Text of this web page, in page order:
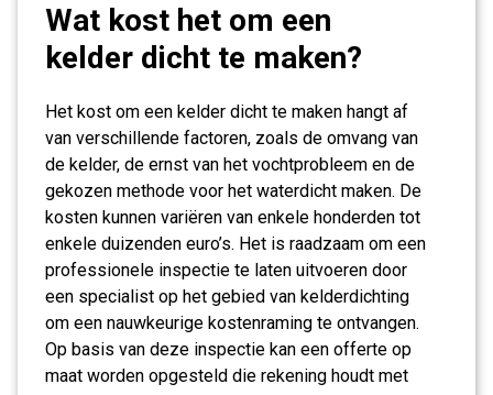
Wat kost het om een
kelder dicht te maken?
Het kost om een kelder dicht te maken hangt af
van verschillende factoren, zoals de omvang van
de kelder, de ernst van het vochtprobleem en de
gekozen methode voor het waterdicht maken. De
kosten kunnen variëren van enkele honderden tot
enkele duizenden euro’s. Het is raadzaam om een
professionele inspectie te laten uitvoeren door
een specialist op het gebied van kelderdichting
om een nauwkeurige kostenraming te ontvangen.
Op basis van deze inspectie kan een offerte op
maat worden opgesteld die rekening houdt met